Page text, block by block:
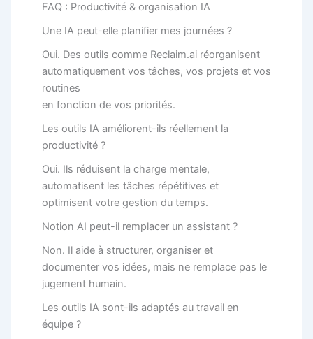
FAQ : Productivité & organisation IA
Une IA peut-elle planifier mes journées ?
Oui. Des outils comme Reclaim.ai réorganisent
automatiquement vos tâches, vos projets et vos
routines
en fonction de vos priorités.
Les outils IA améliorent-ils réellement la
productivité ?
Oui. Ils réduisent la charge mentale,
automatisent les tâches répétitives et
optimisent votre gestion du temps.
Notion AI peut-il remplacer un assistant ?
Non. Il aide à structurer, organiser et
documenter vos idées, mais ne remplace pas le
jugement humain.
Les outils IA sont-ils adaptés au travail en
équipe ?